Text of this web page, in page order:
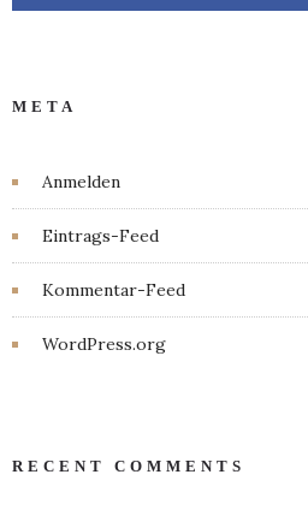
META
Anmelden
Eintrags-Feed
Kommentar-Feed
WordPress.org
RECENT COMMENTS